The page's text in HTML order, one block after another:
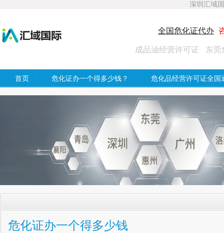
· 深圳汇域
全国危化证代办
成品油经营许可证 东莞
首页 危化证办一个得多少钱？ 危化品经营许可证全国
危化证办一个得多少钱